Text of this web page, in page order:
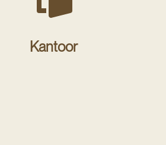
Kantoor